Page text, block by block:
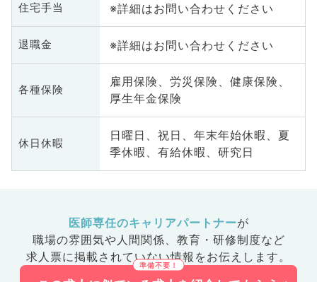
住宅手当 ※詳細はお問い合わせください
退職金 ※詳細はお問い合わせください
各種保険
雇用保険、労災保険、健康保険、
厚生年金保険
休日休暇
日曜日、祝日、年末年始休暇、夏
季休暇、有給休暇、研究日
医師専任のキャリアパートナーが
職場の雰囲気や人間関係、 教育・研修制度など
求人票に掲載されていない情報をお伝えします。